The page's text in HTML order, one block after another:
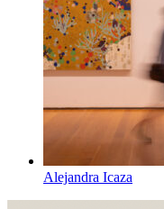
Alejandra Icaza